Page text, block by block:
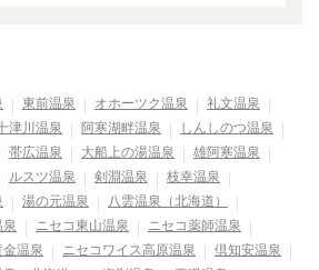
東前温泉 オホーツク温泉
礼文温泉
津川温泉 阿寒湖畔温泉
しんしのつ温泉
帯広温泉 大船上の湯温泉
雄阿寒温泉
ルスツ温泉 剣淵温泉
枝幸温泉
湯の元温泉
八雲温泉（北海道）
泉 ニセコ東山温泉
ニセコ薬師温泉
温泉 ニセコワイス高原温泉
倶知安温泉